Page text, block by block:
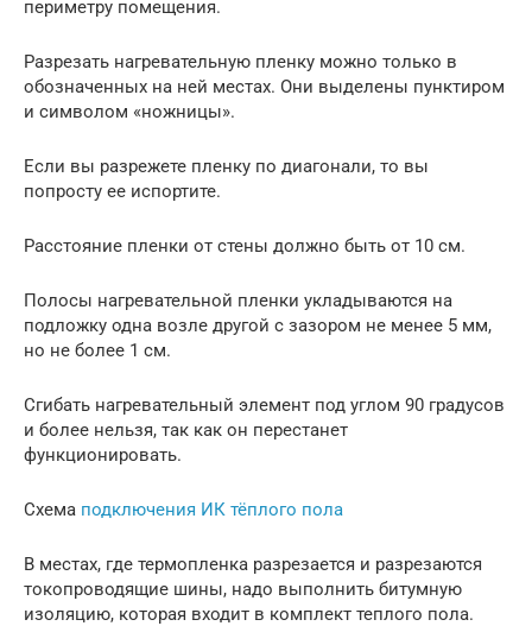
периметру помещения.
Разрезать нагревательную пленку можно только в
обозначенных на ней местах. Они выделены пунктиром
и символом «ножницы».
Если вы разрежете пленку по диагонали, то вы
попросту ее испортите.
Расстояние пленки от стены должно быть от 10 см.
Полосы нагревательной пленки укладываются на
подложку одна возле другой с зазором не менее 5 мм,
но не более 1 см.
Сгибать нагревательный элемент под углом 90 градусов
и более нельзя, так как он перестанет
функционировать.
Схема подключения ИК тёплого пола
В местах, где термопленка разрезается и разрезаются
токопроводящие шины, надо выполнить битумную
изоляцию, которая входит в комплект теплого пола.